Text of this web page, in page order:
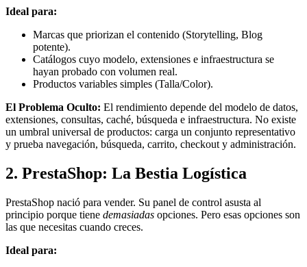
Ideal para:
Marcas que priorizan el contenido (Storytelling, Blog
potente).
Catálogos cuyo modelo, extensiones e infraestructura se
hayan probado con volumen real.
Productos variables simples (Talla/Color).
El Problema Oculto: El rendimiento depende del modelo de datos,
extensiones, consultas, caché, búsqueda e infraestructura. No existe
un umbral universal de productos: carga un conjunto representativo
y prueba navegación, búsqueda, carrito, checkout y administración.
2. PrestaShop: La Bestia Logística
PrestaShop nació para vender. Su panel de control asusta al
principio porque tiene demasiadas opciones. Pero esas opciones son
las que necesitas cuando creces.
Ideal para: